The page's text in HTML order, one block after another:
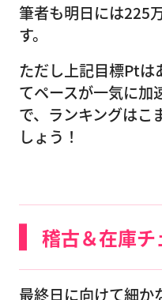
筆者も明日には225
す。
ただし上記目標Ptは
てペースが一気に加
で、ランキングはこ
しょう！
稽古＆在庫チ
最終日に向けて細か